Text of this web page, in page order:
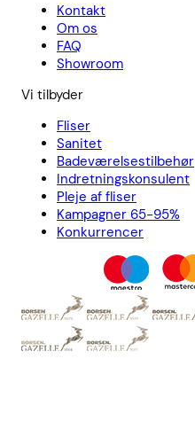
Kontakt
Om os
FAQ
Showroom
Vi tilbyder
Fliser
Sanitet
Badeværelsestilbehør
Indretningskonsulent
Pleje af fliser
Kampagner 65-95%
Konkurrencer